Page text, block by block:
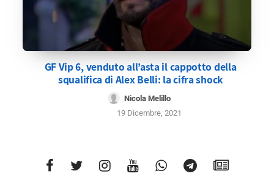
GF Vip 6, venduto all’asta il cappotto della
squalifica di Alex Belli: la cifra shock
Nicola Melillo
19 Dicembre, 2021